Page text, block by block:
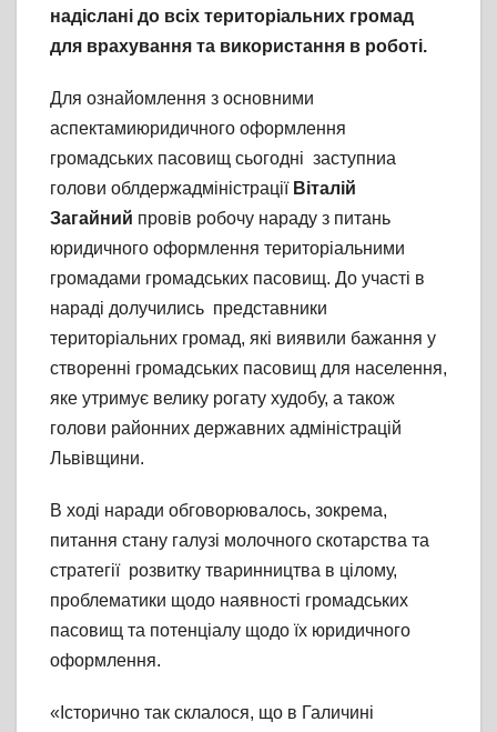
надіслані до всіх територіальних громад
для врахування та використання в роботі.
Для ознайомлення з основними
аспектамиюридичного оформлення
громадських пасовищ сьогодні заступниа
голови облдержадміністраціїВіталій
Загайний провів робочу нараду з питань
юридичного оформлення територіальними
громадами громадських пасовищ. До участі в
нараді долучились представники
територіальних громад, які виявили бажання у
створенні громадських пасовищ для населення,
яке утримує велику рогату худобу, а також
голови районних державних адміністрацій
Львівщини.
В ході наради обговорювалось, зокрема,
питання стану галузі молочного скотарства та
стратегії розвитку тваринництва в цілому,
проблематики щодо наявності громадських
пасовищ та потенціалу щодо їх юридичного
оформлення.
«Історично так склалося, що в Галичині